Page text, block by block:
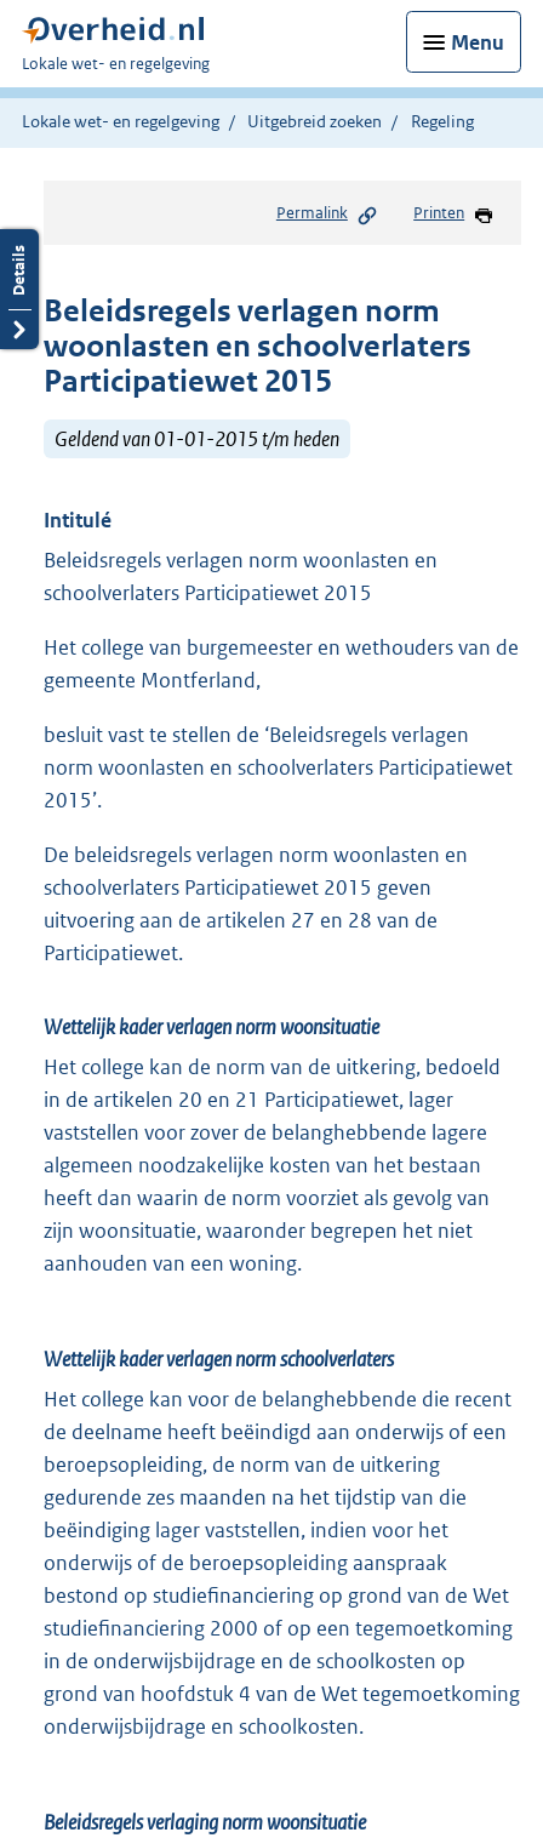
Menu
U
bent
hier:
Lokale wet- en regelgeving
Lokale wet- en regelgeving Uitgebreid zoeken Regeling
Permalink Printen
Beleidsregels verlagen norm
woonlasten en schoolverlaters
Participatiewet 2015
Geldend van 01-01-2015 t/m heden
Intitulé
Beleidsregels verlagen norm woonlasten en
schoolverlaters Participatiewet 2015
Het college van burgemeester en wethouders van de
gemeente Montferland,
besluit vast te stellen de ‘Beleidsregels verlagen
norm woonlasten en schoolverlaters Participatiewet
2015’.
De beleidsregels verlagen norm woonlasten en
schoolverlaters Participatiewet 2015 geven
uitvoering aan de artikelen 27 en 28 van de
Participatiewet.
Wettelijk kader verlagen norm woonsituatie
Het college kan de norm van de uitkering, bedoeld
in de artikelen 20 en 21 Participatiewet, lager
vaststellen voor zover de belanghebbende lagere
algemeen noodzakelijke kosten van het bestaan
heeft dan waarin de norm voorziet als gevolg van
zijn woonsituatie, waaronder begrepen het niet
aanhouden van een woning.
Wettelijk kader verlagen norm schoolverlaters
Het college kan voor de belanghebbende die recent
de deelname heeft beëindigd aan onderwijs of een
beroepsopleiding, de norm van de uitkering
gedurende zes maanden na het tijdstip van die
beëindiging lager vaststellen, indien voor het
onderwijs of de beroepsopleiding aanspraak
bestond op studiefinanciering op grond van de Wet
studiefinanciering 2000 of op een tegemoetkoming
in de onderwijsbijdrage en de schoolkosten op
grond van hoofdstuk 4 van de Wet tegemoetkoming
onderwijsbijdrage en schoolkosten.
Beleidsregels verlaging norm woonsituatie